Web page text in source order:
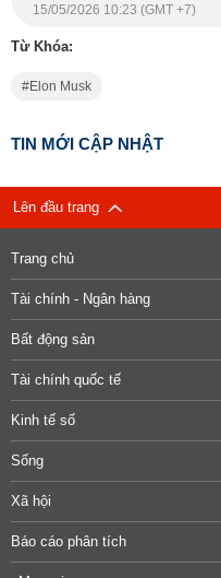
15/05/2026 10:23 (GMT +7)
Từ Khóa:
Elon Musk
TIN MỚI CẬP NHẬT
Lên đầu trang
Trang chủ
Tài chính - Ngân hàng
Bất động sản
Tài chính quốc tế
Kinh tế số
Sống
Xã hội
Báo cáo phân tích